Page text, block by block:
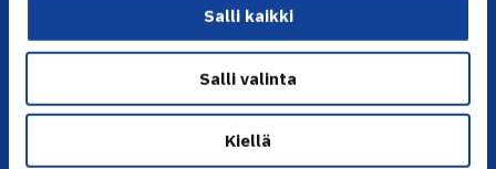
Salli kaikki
Salli valinta
Kiellä
Muina aikoina olkaa yhteydessä
sähköpostitse: toimisto@tennis.fi
KAIKKI YHTEYSTIEDOT →